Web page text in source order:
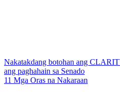
Nakatakdang botohan ang
ang paghahain sa Senado
11 Mga Oras na Nakaraan